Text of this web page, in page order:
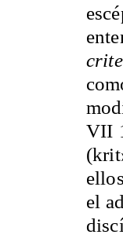
VII
el